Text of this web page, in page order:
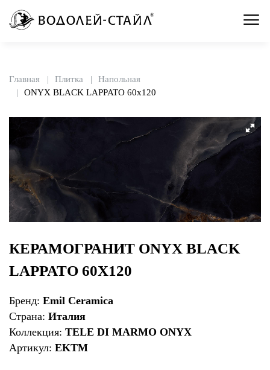
Главная Плитка
Напольная
ONYX BLACK LAPPATO 60x120
КЕРАМОГРАНИТ ONYX BLACK
LAPPATO 60X120
Бренд: Emil Ceramica
Страна: Италия
Коллекция: TELE DI MARMO ONYX
Артикул: EKTM